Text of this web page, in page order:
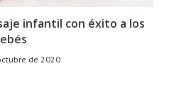
infantil con éxito a los
de 2020